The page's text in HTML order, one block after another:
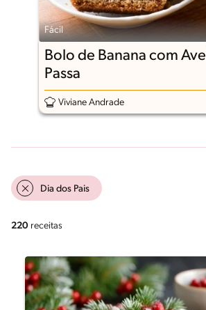
Fácil
Bolo de Banana com
Passa
Viviane Andrade
Dia dos Pais
220 receitas